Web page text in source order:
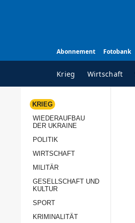
Abonnement Fotobank
Krieg Wirtschaft
ALLE
Wiederaufbau
Politik
Militär
KRIEG
WIEDERAUFBAU
DER UKRAINE
POLITIK
WIRTSCHAFT
MILITÄR
GESELLSCHAFT UND
KULTUR
SPORT
KRIMINALITÄT